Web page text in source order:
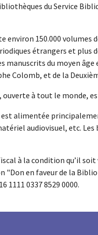
du Service
environ 150.000
étrangers et plus
manuscrits du moyen
Colomb, et de la
ouverte à tout le monde,
alimentée
audiovisuel, etc.
à la condition qu’il
"Don en faveur de la
1111 0337 8529 0000.